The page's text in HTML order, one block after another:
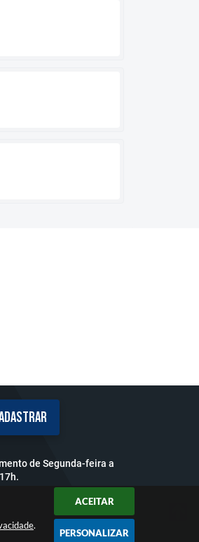
.
ACEITAR
PERSONALIZAR
de Segunda-feira a